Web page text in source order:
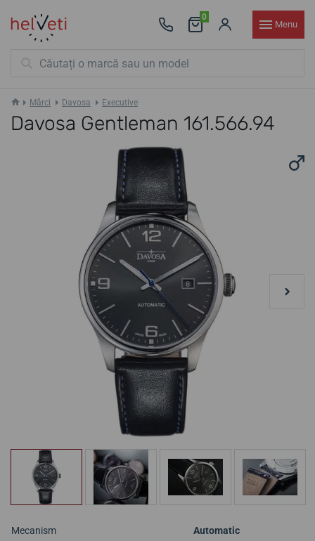
0
Menu
Mărci Davosa Executive
Davosa Gentleman 161.566.94
Mecanism
Automatic